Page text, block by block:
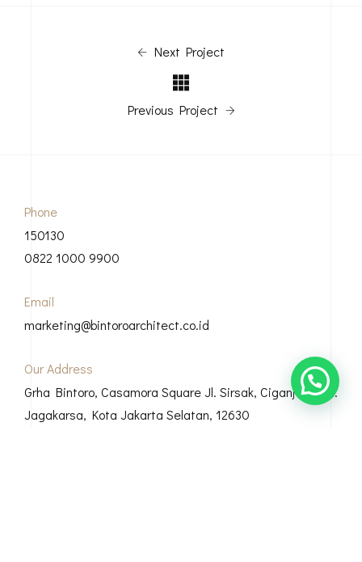
Next Project
Previous Project
Phone
150130
0822 1000 9900
Email
marketing@bintoroarchitect.co.id
Our Address
Grha Bintoro, Casamora Square Jl. Sirsak, Ciganjur, Kec.
Jagakarsa, Kota Jakarta Selatan, 12630